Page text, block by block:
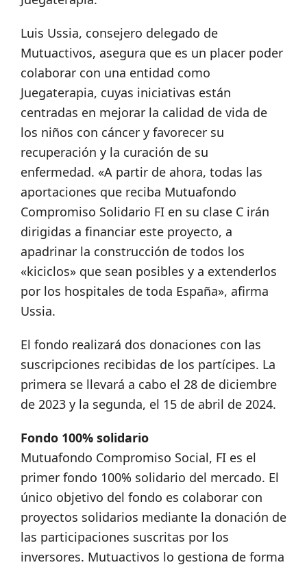
Luis Ussia, consejero delegado de
Mutuactivos, asegura que es un placer poder
colaborar con una entidad como
Juegaterapia, cuyas iniciativas están
centradas en mejorar la calidad de vida de
los niños con cáncer y favorecer su
recuperación y la curación de su
enfermedad. «A partir de ahora, todas las
aportaciones que reciba Mutuafondo
Compromiso Solidario FI en su clase C irán
dirigidas a financiar este proyecto, a
apadrinar la construcción de todos los
«kiciclos» que sean posibles y a extenderlos
por los hospitales de toda España», afirma
Ussia.
El fondo realizará dos donaciones con las
suscripciones recibidas de los partícipes. La
primera se llevará a cabo el 28 de diciembre
de 2023 y la segunda, el 15 de abril de 2024.
Fondo 100% solidario
Mutuafondo Compromiso Social, FI es el
primer fondo 100% solidario del mercado. El
único objetivo del fondo es colaborar con
proyectos solidarios mediante la donación de
las participaciones suscritas por los
inversores. Mutuactivos lo gestiona de forma